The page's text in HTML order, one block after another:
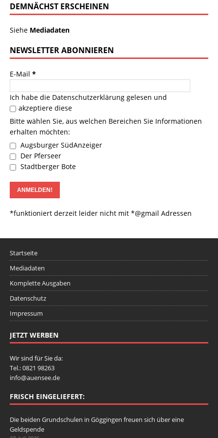
DEMNÄCHST ERSCHEINEN
Siehe Mediadaten
NEWSLETTER ABONNIEREN
E-Mail *
Ich habe die Datenschutzerklärung gelesen und
akzeptiere diese
Bitte wählen Sie, aus welchen Bereichen Sie Informationen
erhalten möchten:
Augsburger SüdAnzeiger
Der Pferseer
Stadtberger Bote
*funktioniert derzeit leider nicht mit *@gmail Adressen
Startseite
Mediadaten
Komplette Ausgaben
Datenschutz
Impressum
JETZT WERBEN
Wir sind für Sie da:
Tel.: 0821 98263
info@auensee.de
FRISCH EINGELIEFERT:
Die beiden Grundschulen in Göggingen freuen sich über eine
Geldspende